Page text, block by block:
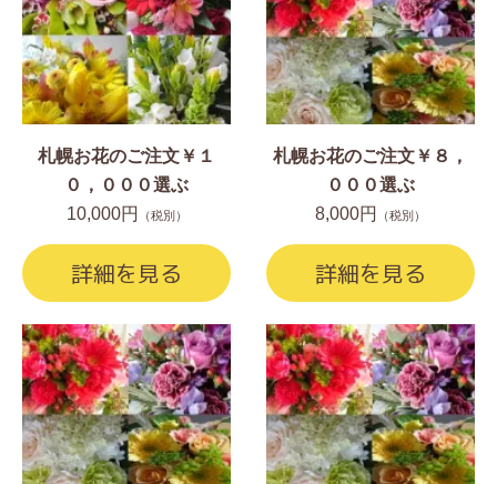
札幌お花のご注文￥１
０，０００選ぶ
10,000円
（税別）
詳細を見る
札幌お花のご注文￥８，
０００選ぶ
8,000円
（税別）
詳細を見る